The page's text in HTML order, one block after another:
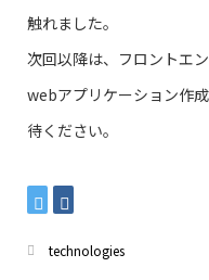
触れました。
次回以降は、フロントエ
webアプリケーション作
待ください。
technologies